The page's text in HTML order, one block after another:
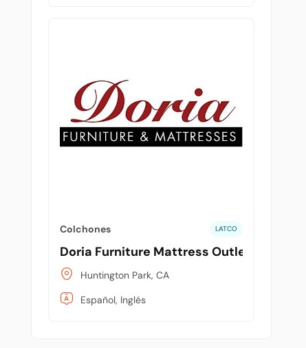
Colchones LATCO
Doria Furniture Mattress Outlet
Huntington Park, CA
Español, Inglés